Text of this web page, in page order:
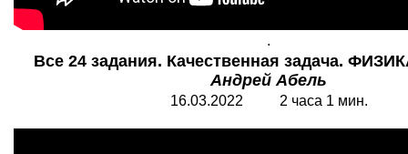
.
Все 24 задания. Качественная задача.
Андрей Абель
16.03.2022 2 часа 1 мин.